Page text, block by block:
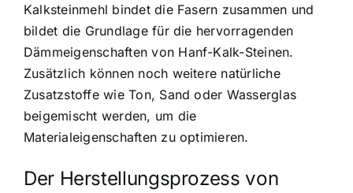
Kalksteinmehl bindet die Fasern zusammen und
bildet die Grundlage für die hervorragenden
Dämmeigenschaften von Hanf-Kalk-Steinen.
Zusätzlich können noch weitere natürliche
Zusatzstoffe wie Ton, Sand oder Wasserglas
beigemischt werden, um die
Materialeigenschaften zu optimieren.
Der Herstellungsprozess von